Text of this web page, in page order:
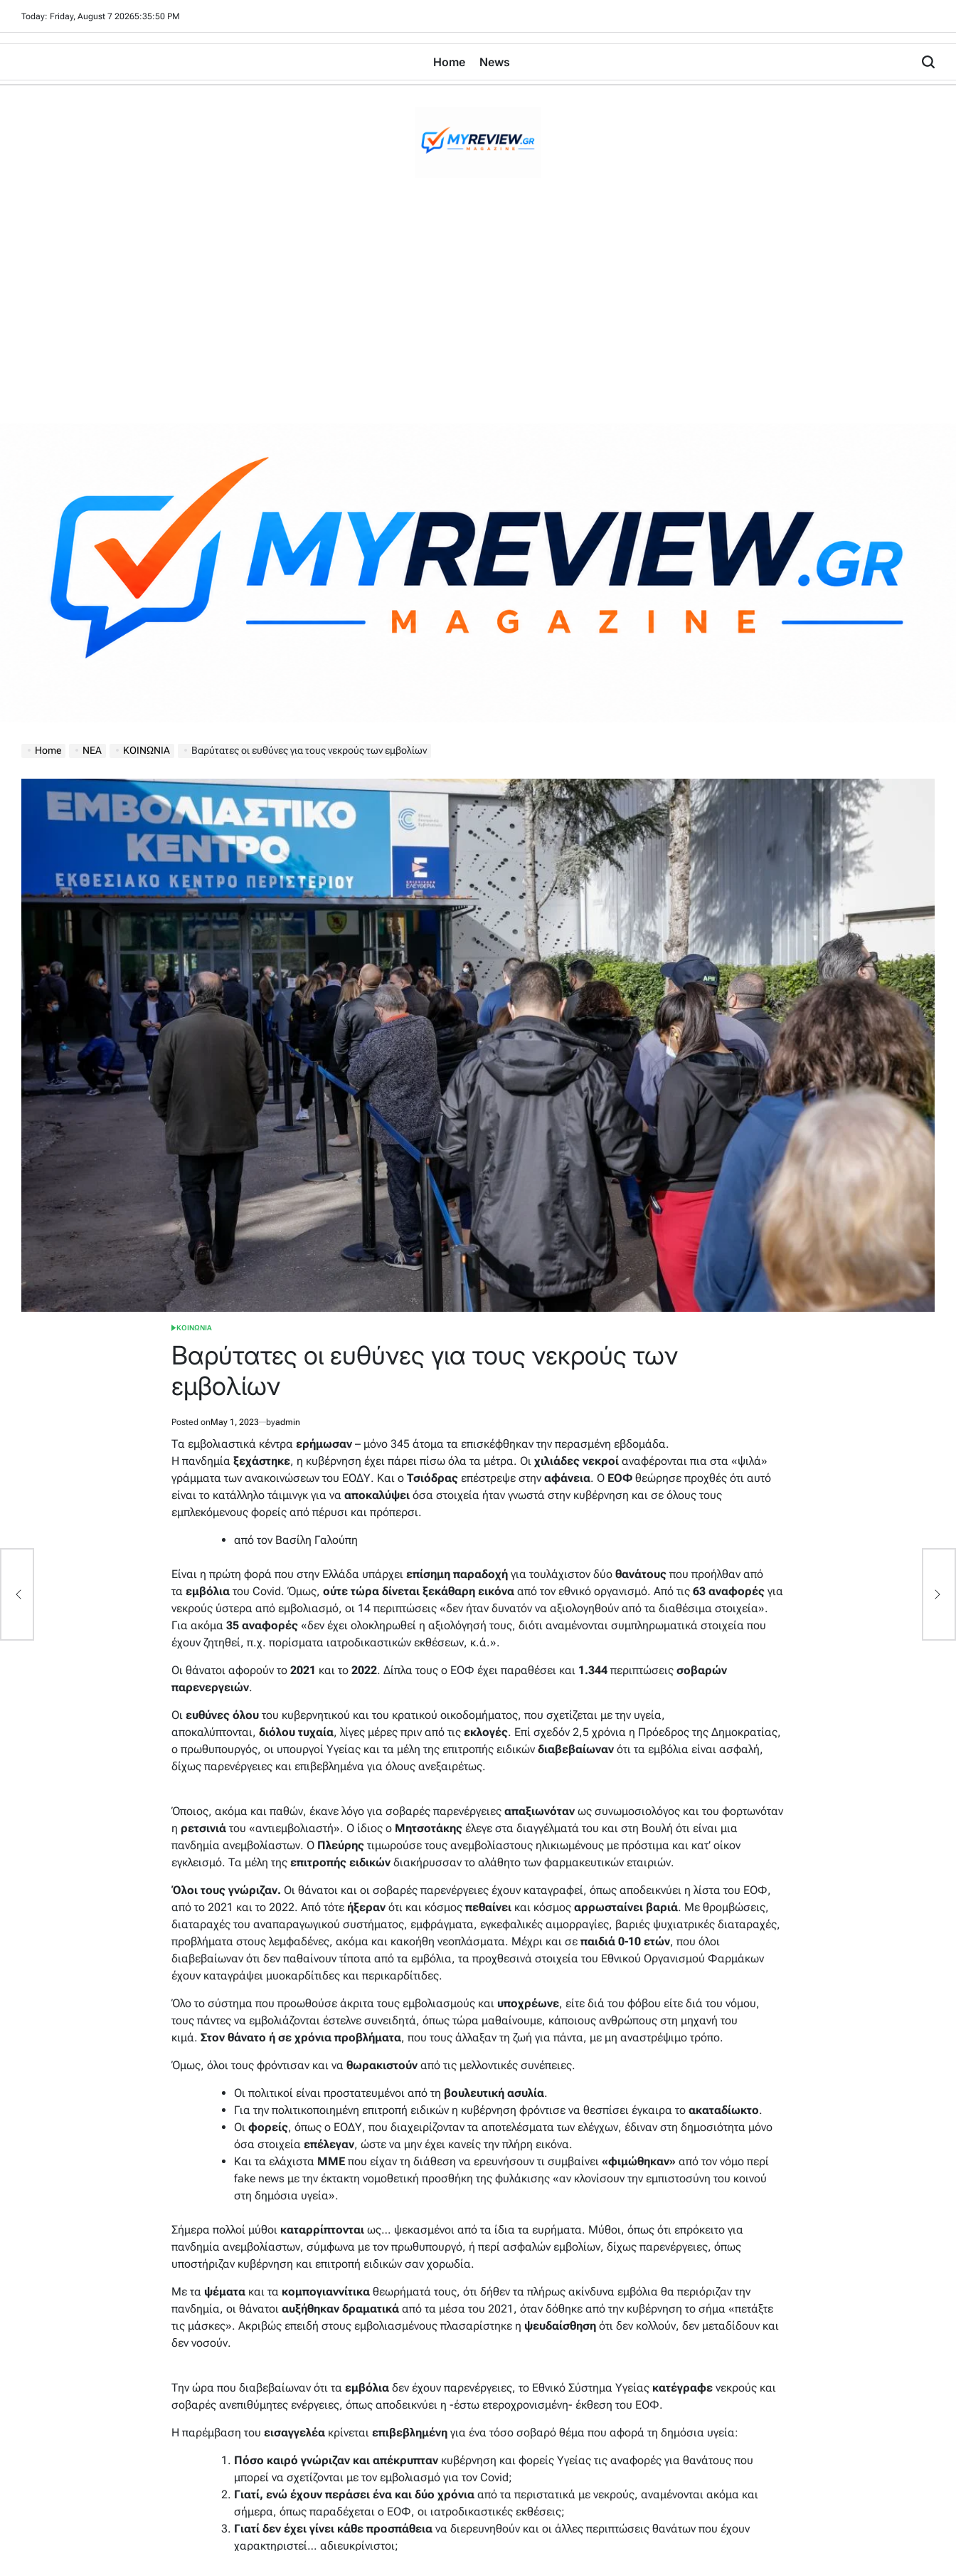
content
Today: Friday, August 7 20265:35:51 PM
Home News
Home ΝΕΑ ΚΟΙΝΩΝΙΑ Βαρύτατες οι ευθύνες για τους νεκρούς των εμβολίων
POSTED
ΚΟΙΝΩΝΙΑ
Βαρύτατες οι ευθύνες για τους νεκρούς των
εμβολίων
Posted onMay 1, 2023 byadmin
Τα εμβολιαστικά κέντρα ερήμωσαν– μόνο 345 άτομα τα επισκέφθηκαν την περασμένη εβδομάδα.
Η πανδημία ξεχάστηκε, η κυβέρνηση έχει πάρει πίσω όλα τα μέτρα. Οι χιλιάδες νεκροίαναφέρονται πια στα «ψιλά»
γράμματα των ανακοινώσεων του ΕΟΔΥ. Και ο Τσιόδραςεπέστρεψε στην αφάνεια. Ο ΕΟΦθεώρησε προχθές ότι αυτό
είναι το κατάλληλο τάιμινγκ για να αποκαλύψειόσα στοιχεία ήταν γνωστά στην κυβέρνηση και σε όλους τους
εμπλεκόμενους φορείς από πέρυσι και πρόπερσι.
από τον Βασίλη Γαλούπη
Είναι η πρώτη φορά που στην Ελλάδα υπάρχει επίσημη παραδοχήγια τουλάχιστον δύο θανάτουςπου προήλθαν από
τα εμβόλιατου Covid. Όμως, ούτε τώρα δίνεται ξεκάθαρη εικόνααπό τον εθνικό οργανισμό. Από τις 63 αναφορέςγια
νεκρούς ύστερα από εμβολιασμό, οι 14 περιπτώσεις «δεν ήταν δυνατόν να αξιολογηθούν από τα διαθέσιμα στοιχεία».
Για ακόμα 35 αναφορές«δεν έχει ολοκληρωθεί η αξιολόγησή τους, διότι αναμένονται συμπληρωματικά στοιχεία που
έχουν ζητηθεί, π.χ. πορίσματα ιατροδικαστικών εκθέσεων, κ.ά.».
Οι θάνατοι αφορούν το 2021 και το 2022. Δίπλα τους ο ΕΟΦ έχει παραθέσει και 1.344περιπτώσεις σοβαρών
παρενεργειών.
Οι ευθύνες όλουτου κυβερνητικού και του κρατικού οικοδομήματος, που σχετίζεται με την υγεία,
αποκαλύπτονται, διόλου τυχαία, λίγες μέρες πριν από τις εκλογές. Επί σχεδόν 2,5 χρόνια η Πρόεδρος της Δημοκρατίας,
ο πρωθυπουργός, οι υπουργοί Υγείας και τα μέλη της επιτροπής ειδικών διαβεβαίωνανότι τα εμβόλια είναι ασφαλή,
δίχως παρενέργειες και επιβεβλημένα για όλους ανεξαιρέτως.
Όποιος, ακόμα και παθών, έκανε λόγο για σοβαρές παρενέργειες απαξιωνότανως συνωμοσιολόγος και του φορτωνόταν
η ρετσινιάτου «αντιεμβολιαστή». Ο ίδιος ο Μητσοτάκηςέλεγε στα διαγγέλματά του και στη Βουλή ότι είναι μια
πανδημία ανεμβολίαστων. Ο Πλεύρηςτιμωρούσε τους ανεμβολίαστους ηλικιωμένους με πρόστιμα και κατ’ οίκον
εγκλεισμό. Τα μέλη της επιτροπής ειδικώνδιακήρυσσαν το αλάθητο των φαρμακευτικών εταιριών.
Όλοι τους γνώριζαν. Οι θάνατοι και οι σοβαρές παρενέργειες έχουν καταγραφεί, όπως αποδεικνύει η λίστα του ΕΟΦ,
από το 2021 και το 2022. Από τότε ήξερανότι και κόσμος πεθαίνεικαι κόσμος αρρωσταίνει βαριά. Με θρομβώσεις,
διαταραχές του αναπαραγωγικού συστήματος, εμφράγματα, εγκεφαλικές αιμορραγίες, βαριές ψυχιατρικές διαταραχές,
προβλήματα στους λεμφαδένες, ακόμα και κακοήθη νεοπλάσματα. Μέχρι και σε παιδιά 0-10 ετών, που όλοι
διαβεβαίωναν ότι δεν παθαίνουν τίποτα από τα εμβόλια, τα προχθεσινά στοιχεία του Εθνικού Οργανισμού Φαρμάκων
έχουν καταγράψει μυοκαρδίτιδες και περικαρδίτιδες.
Όλο το σύστημα που προωθούσε άκριτα τους εμβολιασμούς και υποχρέωνε, είτε διά του φόβου είτε διά του νόμου,
τους πάντες να εμβολιάζονται έστελνε συνειδητά, όπως τώρα μαθαίνουμε, κάποιους ανθρώπους στη μηχανή του
κιμά. Στον θάνατο ή σε χρόνια προβλήματα, που τους άλλαξαν τη ζωή για πάντα, με μη αναστρέψιμο τρόπο.
Όμως, όλοι τους φρόντισαν και να θωρακιστούναπό τις μελλοντικές συνέπειες.
Οι πολιτικοί είναι προστατευμένοι από τη βουλευτική ασυλία.
Για την πολιτικοποιημένη επιτροπή ειδικών η κυβέρνηση φρόντισε να θεσπίσει έγκαιρα το ακαταδίωκτο.
Οι φορείς, όπως ο ΕΟΔΥ, που διαχειρίζονταν τα αποτελέσματα των ελέγχων, έδιναν στη δημοσιότητα μόνο
όσα στοιχεία επέλεγαν, ώστε να μην έχει κανείς την πλήρη εικόνα.
Και τα ελάχιστα ΜΜΕπου είχαν τη διάθεση να ερευνήσουν τι συμβαίνει «φιμώθηκαν» από τον νόμο περί
fake news με την έκτακτη νομοθετική προσθήκη της φυλάκισης «αν κλονίσουν την εμπιστοσύνη του κοινού
στη δημόσια υγεία».
Σήμερα πολλοί μύθοι καταρρίπτονταιως… ψεκασμένοι από τα ίδια τα ευρήματα. Μύθοι, όπως ότι επρόκειτο για
πανδημία ανεμβολίαστων, σύμφωνα με τον πρωθυπουργό, ή περί ασφαλών εμβολίων, δίχως παρενέργειες, όπως
υποστήριζαν κυβέρνηση και επιτροπή ειδικών σαν χορωδία.
Με τα ψέματακαι τα κομπογιαννίτικαθεωρήματά τους, ότι δήθεν τα πλήρως ακίνδυνα εμβόλια θα περιόριζαν την
πανδημία, οι θάνατοι αυξήθηκαν δραματικάαπό τα μέσα του 2021, όταν δόθηκε από την κυβέρνηση το σήμα «πετάξτε
τις μάσκες». Ακριβώς επειδή στους εμβολιασμένους πλασαρίστηκε η ψευδαίσθησηότι δεν κολλούν, δεν μεταδίδουν και
δεν νοσούν.
Την ώρα που διαβεβαίωναν ότι τα εμβόλιαδεν έχουν παρενέργειες, το Εθνικό Σύστημα Υγείας κατέγραφενεκρούς και
σοβαρές ανεπιθύμητες ενέργειες, όπως αποδεικνύει η -έστω ετεροχρονισμένη- έκθεση του ΕΟΦ.
Η παρέμβαση του εισαγγελέακρίνεται επιβεβλημένηγια ένα τόσο σοβαρό θέμα που αφορά τη δημόσια υγεία:
Πόσο καιρό γνώριζαν και απέκρυπτανκυβέρνηση και φορείς Υγείας τις αναφορές για θανάτους που
μπορεί να σχετίζονται με τον εμβολιασμό για τον Covid;
Γιατί, ενώ έχουν περάσει ένα και δύο χρόνιααπό τα περιστατικά με νεκρούς, αναμένονται ακόμα και
σήμερα, όπως παραδέχεται ο ΕΟΦ, οι ιατροδικαστικές εκθέσεις;
Γιατί δεν έχει γίνει κάθε προσπάθειανα διερευνηθούν και οι άλλες περιπτώσεις θανάτων που έχουν
χαρακτηριστεί… αδιευκρίνιστοι;